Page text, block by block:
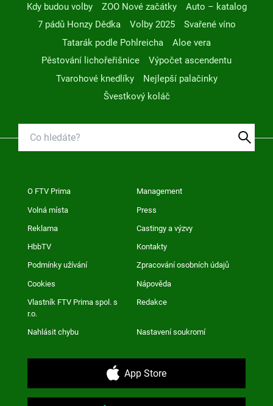
Kdy budou volby
ZOO Nové začátky
Auto – katalog
7 pádů Honzy Dědka
Volby 2025
Svařené víno
Tatarák podle Pohlreicha
Aloe vera
Pěstování lichořeřišnice
Výpočet ascendentu
Tvarohové knedlíky
Nejlepší palačinky
Švestkový koláč
O FTV Prima Management
Volná místa Press
Reklama Castingy a výzvy
HbbTV Kontakty
Podmínky užívání Zpracování osobních údajů
Cookies Nápověda
Vlastník FTV Prima spol. s
r.o.
Redakce
Nahlásit chybu Nastavení soukromí
App Store